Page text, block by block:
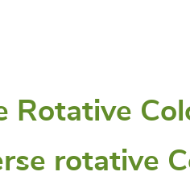
Rotative
rotative